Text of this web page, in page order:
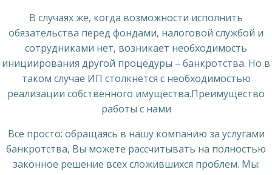
В случаях же, когда возможности исполнить
обязательства перед фондами, налоговой службой и
сотрудниками нет, возникает необходимость
инициирования другой процедуры – банкротства. Но в
таком случае ИП столкнется с необходимостью
реализации собственного имущества.Преимущество
работы с нами
Все просто: обращаясь в нашу компанию за услугами
банкротства, Вы можете рассчитывать на полностью
законное решение всех сложившихся проблем. Мы: